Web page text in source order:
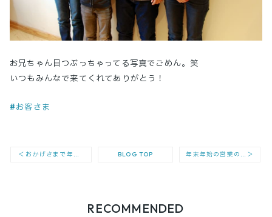
お兄ちゃん目つぶっちゃってる写真でごめん。笑
いつもみんなで来てくれてありがとう！
#お客さま
＜ おかげさまで年内の土日は満席となりました！ BLOG TOP 年末年始の営業のお知らせ ＞
RECOMMENDED